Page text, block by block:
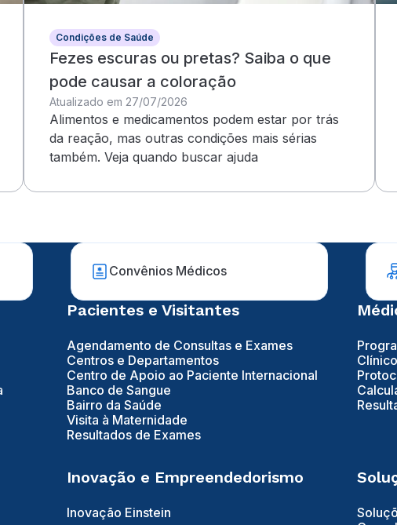
Condições de Saúde
Fezes escuras ou pretas? Saiba o que
pode causar a coloração
Atualizado em 27/07/2026
Alimentos e medicamentos podem estar por trás
da reação, mas outras condições mais sérias
também. Veja quando buscar ajuda
Convênios Médicos
Pacientes e Visitantes
Agendamento de Consultas e Exames
Centros e Departamentos
Centro de Apoio ao Paciente Internacional
Banco de Sangue
Bairro da Saúde
Visita à Maternidade
Resultados de Exames
Clínico
Inovação e Empreendedorismo
Inovação Einstein